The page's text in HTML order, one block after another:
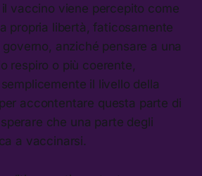
vaccino viene percepito come
propria libertà, faticosamente
anziché pensare a una
respiro o più coerente,
il livello della
accontentare questa parte di
che una parte degli
a vaccinarsi.